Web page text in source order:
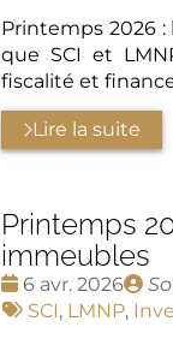
Printemps 2026
que SCI et
fiscalité et
Lire la suite
Printemps
immeubles
Date
:
6 avr. 2026
Tags
SCI, LMNP,